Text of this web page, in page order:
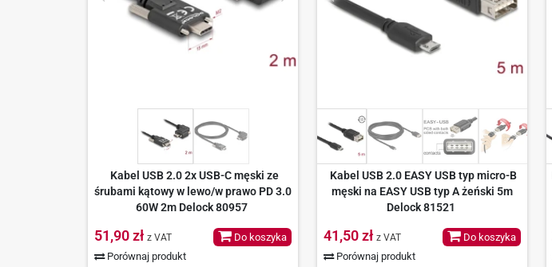
Kabel USB 2.0 2x USB-C męski ze
śrubami kątowy w lewo/w prawo PD 3.0
60W 2m Delock 80957
51,90 zł z VAT
Porównaj produkt
Do koszyka
Kabel USB 2.0 EASY USB typ micro-B
męski na EASY USB typ A żeński 5m
Delock 81521
41,50 zł z VAT
Porównaj produkt
Do koszyka